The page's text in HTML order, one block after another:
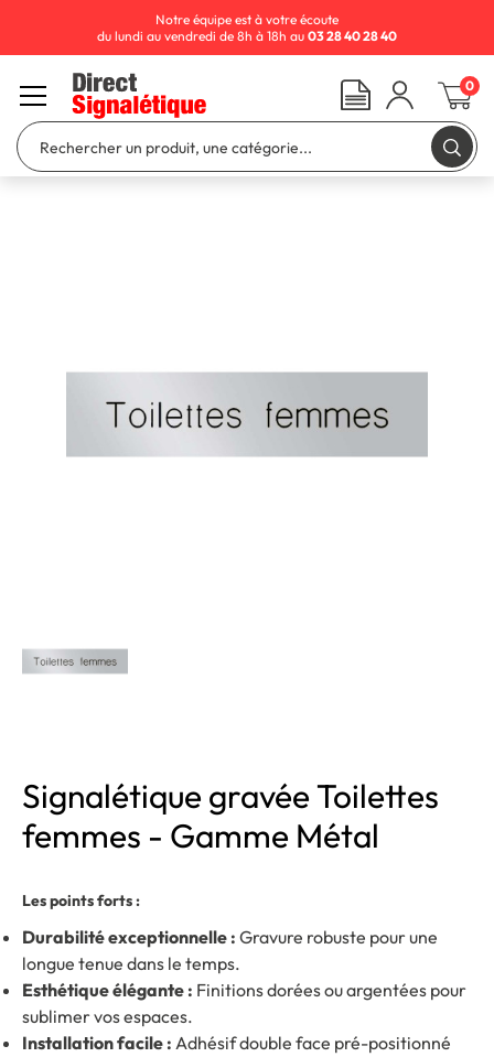
Signalétique gravée Toilettes
femmes - Gamme Métal
Les points forts :
Durabilité exceptionnelle : Gravure robuste pour une
longue tenue dans le temps.
Esthétique élégante : Finitions dorées ou argentées pour
sublimer vos espaces.
Installation facile : Adhésif double face pré-positionné
Notre équipe est à votre écoute
du lundi au vendredi de 8h à 18h au 03 28 40 28 40
0